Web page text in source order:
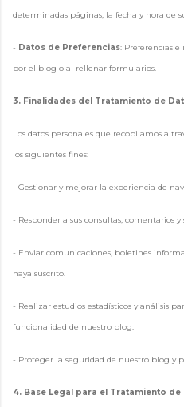
determinadas páginas, la fecha y hora de
- Datos de Preferencias: Preferencias
por el blog o al rellenar formularios.
3. Finalidades del Tratamiento de
Los datos personales que recopilamos a
los siguientes fines:
- Gestionar y mejorar la experiencia de
- Responder a sus consultas, comentarios y
- Enviar comunicaciones, boletines
haya suscrito.
- Realizar estudios estadísticos y análisis
funcionalidad de nuestro blog.
- Proteger la seguridad de nuestro blog y
4. Base Legal para el Tratamiento de